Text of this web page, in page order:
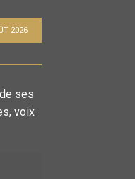
2026
ses
voix